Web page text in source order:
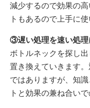
減少するので効果の
トもあるので上手に
③遅い処理を速い処理
ボトルネックを探し
置き換えていきます
ではありますが、知
トと効果の兼ね合い